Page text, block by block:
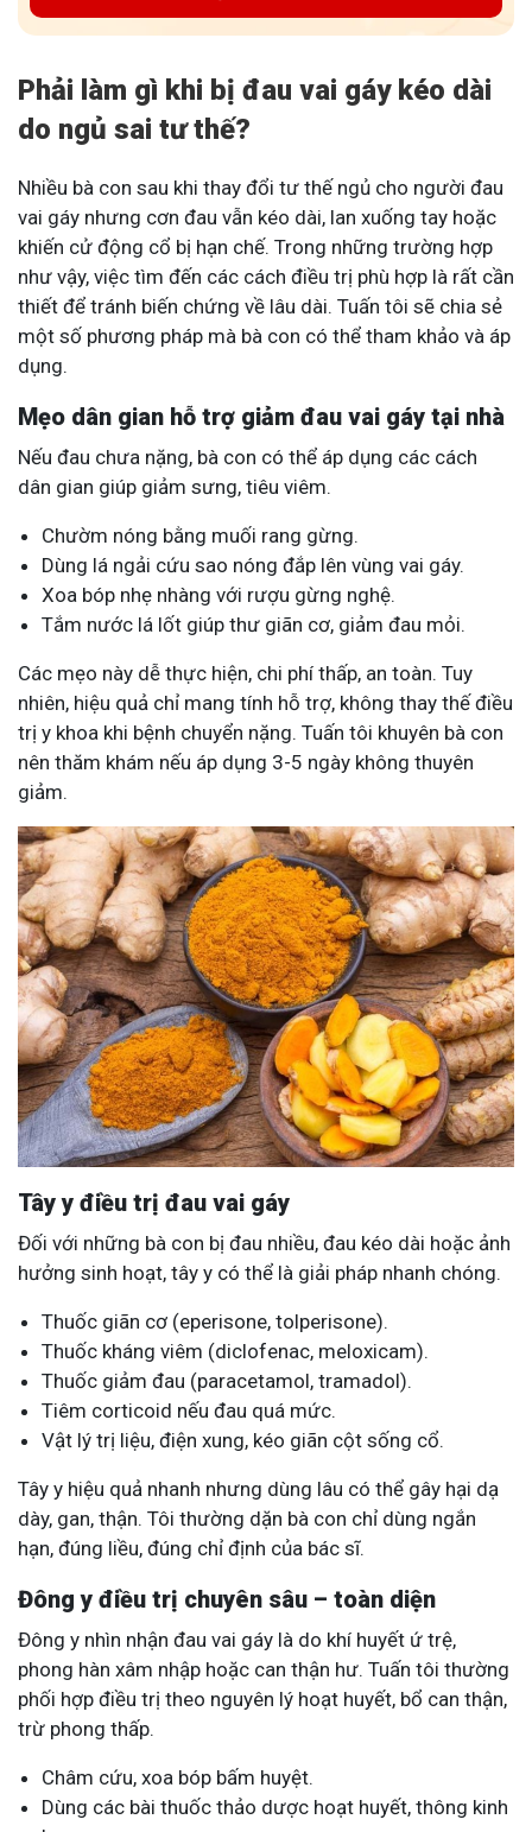
Phải làm gì khi bị đau vai gáy kéo dài
do ngủ sai tư thế?
Nhiều bà con sau khi thay đổi tư thế ngủ cho người đau
vai gáy nhưng cơn đau vẫn kéo dài, lan xuống tay hoặc
khiến cử động cổ bị hạn chế. Trong những trường hợp
như vậy, việc tìm đến các cách điều trị phù hợp là rất cần
thiết để tránh biến chứng về lâu dài. Tuấn tôi sẽ chia sẻ
một số phương pháp mà bà con có thể tham khảo và áp
dụng.
Mẹo dân gian hỗ trợ giảm đau vai gáy tại nhà
Nếu đau chưa nặng, bà con có thể áp dụng các cách
dân gian giúp giảm sưng, tiêu viêm.
Chườm nóng bằng muối rang gừng.
Dùng lá ngải cứu sao nóng đắp lên vùng vai gáy.
Xoa bóp nhẹ nhàng với rượu gừng nghệ.
Tắm nước lá lốt giúp thư giãn cơ, giảm đau mỏi.
Các mẹo này dễ thực hiện, chi phí thấp, an toàn. Tuy
nhiên, hiệu quả chỉ mang tính hỗ trợ, không thay thế điều
trị y khoa khi bệnh chuyển nặng. Tuấn tôi khuyên bà con
nên thăm khám nếu áp dụng 3-5 ngày không thuyên
giảm.
Tây y điều trị đau vai gáy
Đối với những bà con bị đau nhiều, đau kéo dài hoặc ảnh
hưởng sinh hoạt, tây y có thể là giải pháp nhanh chóng.
Thuốc giãn cơ (eperisone, tolperisone).
Thuốc kháng viêm (diclofenac, meloxicam).
Thuốc giảm đau (paracetamol, tramadol).
Tiêm corticoid nếu đau quá mức.
Vật lý trị liệu, điện xung, kéo giãn cột sống cổ.
Tây y hiệu quả nhanh nhưng dùng lâu có thể gây hại dạ
dày, gan, thận. Tôi thường dặn bà con chỉ dùng ngắn
hạn, đúng liều, đúng chỉ định của bác sĩ.
Đông y điều trị chuyên sâu – toàn diện
Đông y nhìn nhận đau vai gáy là do khí huyết ứ trệ,
phong hàn xâm nhập hoặc can thận hư. Tuấn tôi thường
phối hợp điều trị theo nguyên lý hoạt huyết, bổ can thận,
trừ phong thấp.
Châm cứu, xoa bóp bấm huyệt.
Dùng các bài thuốc thảo dược hoạt huyết, thông kinh